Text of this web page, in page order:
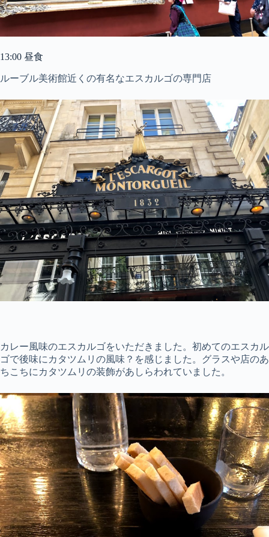
13:00 昼食
ルーブル美術館近くの有名なエスカルゴの専門店
カレー風味のエスカルゴをいただきました。初めてのエスカル
ゴで後味にカタツムリの風味？を感じました。グラスや店のあ
ちこちにカタツムリの装飾があしらわれていました。